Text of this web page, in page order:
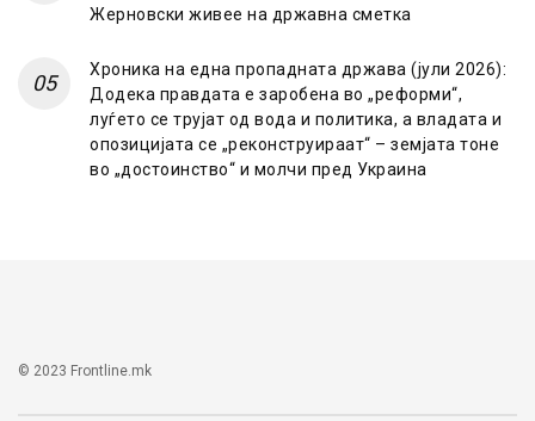
Жерновски живее на државна сметка
Хроника на една пропадната држава (јули 2026):
Додека правдата е заробена во „реформи“,
луѓето се трујат од вода и политика, а владата и
опозицијата се „реконструираат“ – земјата тоне
во „достоинство“ и молчи пред Украина
© 2023 Frontline.mk